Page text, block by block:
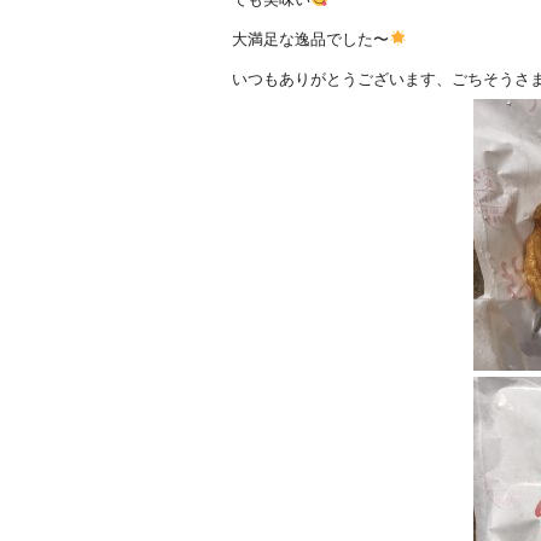
大満足な逸品でした〜
いつもありがとうございます、ごちそうさ